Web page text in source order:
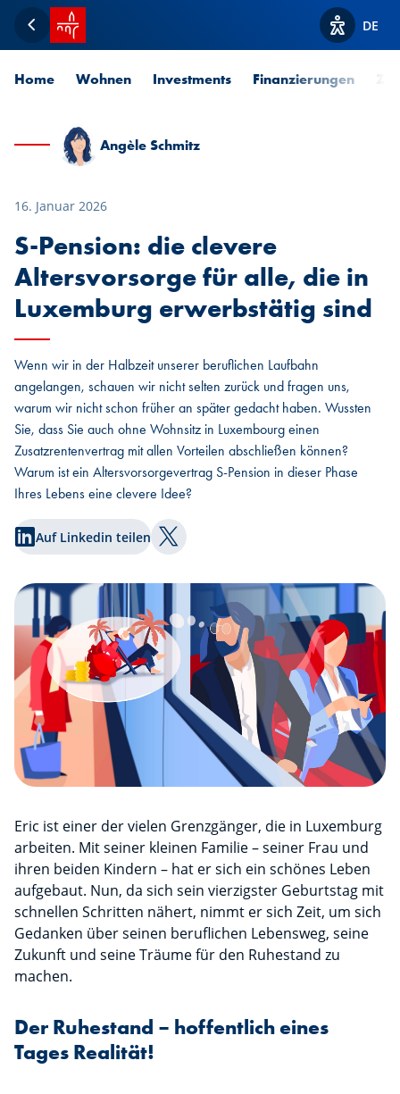
Zurück
Startseite SPUERKEESS
Optionen
DE
Home Wohnen Investments Finanzierungen
Angèle Schmitz
16. Januar 2026
S-Pension: die clevere
Altersvorsorge für alle, die in
Luxemburg erwerbstätig sind
Wenn wir in der Halbzeit unserer beruflichen Laufbahn
angelangen, schauen wir nicht selten zurück und fragen uns,
warum wir nicht schon früher an später gedacht haben. Wussten
Sie, dass Sie auch ohne Wohnsitz in Luxembourg einen
Zusatzrentenvertrag mit allen Vorteilen abschließen können?
Warum ist ein Altersvorsorgevertrag S-Pension in dieser Phase
Ihres Lebens eine clevere Idee?
Auf Linkedin teilen Auf Twitter teilen
Eric ist einer der vielen Grenzgänger, die in Luxemburg
arbeiten. Mit seiner kleinen Familie – seiner Frau und
ihren beiden Kindern – hat er sich ein schönes Leben
aufgebaut. Nun, da sich sein vierzigster Geburtstag mit
schnellen Schritten nähert, nimmt er sich Zeit, um sich
Gedanken über seinen beruflichen Lebensweg, seine
Zukunft und seine Träume für den Ruhestand zu
machen.
Der Ruhestand – hoffentlich eines
Tages Realität!